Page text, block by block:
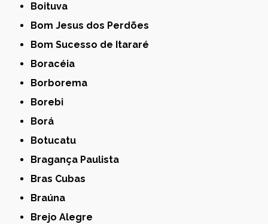
Boituva
Bom Jesus dos Perdões
Bom Sucesso de Itararé
Boracéia
Borborema
Borebi
Borá
Botucatu
Bragança Paulista
Bras Cubas
Braúna
Brejo Alegre